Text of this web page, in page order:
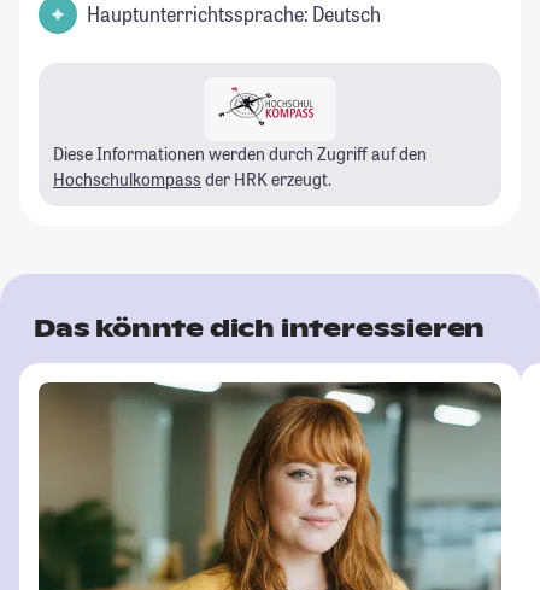
Hauptunterrichtssprache: Deutsch
Diese Informationen werden durch Zugriff auf den
Hochschulkompass der HRK erzeugt.
Das könnte dich interessieren